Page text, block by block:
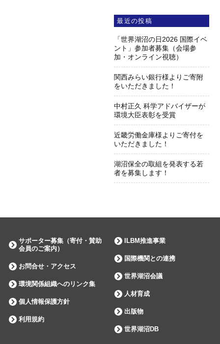
最近の投稿
「世界湖沼の日2026 国際イベ
ント」参加者募集（会場参
加・オンライン視聴）
関西みらい銀行様よりご寄附
をいただきました！
中村正久 科学アドバイザーが
環境大臣表彰を受賞
近畿労働金庫様よりご寄付を
いただきました！
湖沼保全の取組を発表する若
者を募集します！
ILBM推進事業
国際機関との連携
世界湖沼会議
人材育成
出版物
世界湖沼DB
サポーター募集（寄付・賛助
会員のご案内）
お問合せ・アクセス
環境関係組織へのリンク集
個人情報保護方針
利用規約